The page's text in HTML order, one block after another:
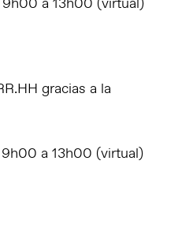
a 13h00 (virtual)
gracias a la
a 13h00 (virtual)